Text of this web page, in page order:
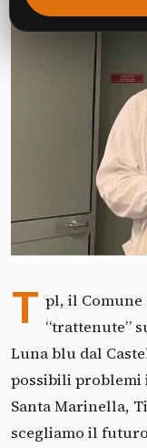
T pl, il Comune
“trattenute”
Luna blu dal
possibili problemi
Santa Marinella,
scegliamo il